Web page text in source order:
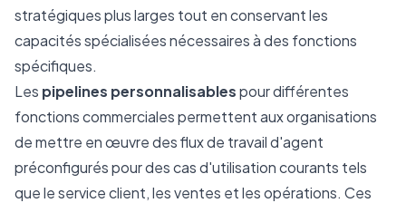
stratégiques plus larges tout en conservant les
capacités spécialisées nécessaires à des fonctions
spécifiques.
Les pipelines personnalisablespour différentes
fonctions commerciales permettent aux organisations
de mettre en œuvre des flux de travail d'agent
préconfigurés pour des cas d'utilisation courants tels
que le service client, les ventes et les opérations. Ces